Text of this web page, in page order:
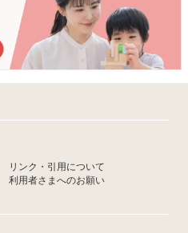
リンク・引用について
利用者さまへのお願い